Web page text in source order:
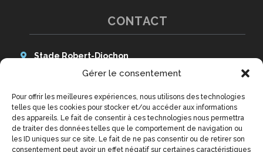
Gérer le consentement
Pour offrir les meilleures expériences, nous utilisons des technologies
telles que les cookies pour stocker et/ou accéder aux informations
des appareils. Le fait de consentir à ces technologies nous permettra
de traiter des données telles que le comportement de navigation ou
les ID uniques sur ce site. Le fait de ne pas consentir ou de retirer son
consentement peut avoir un effet négatif sur certaines caractéristiques
CONTACT
Stade Robert-Diochon
48 Avenue des Canadiens
Tél : 02 79 02 77 20
9h - 12h30 et 14h - 18h
(hors week-ends et jours fériés)
contact@qrm.fr